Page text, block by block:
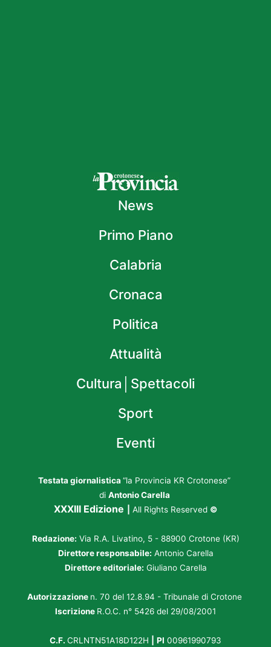
News
Primo Piano
Calabria
Cronaca
Politica
Attualità
Cultura│Spettacoli
Sport
Eventi
Testata giornalistica “la Provincia KR Crotonese”
di Antonio Carella
XXXIII Edizione All Rights Reserved ©
Redazione: Via R.A. Livatino, 5 - 88900 Crotone (KR)
Direttore responsabile: Antonio Carella
Direttore editoriale: Giuliano Carella
Autorizzazione n. 70 del 12.8.94 - Tribunale di Crotone
Iscrizione R.O.C. n° 5426 del 29/08/2001
C.F. CRLNTN51A18D122H PI 00961990793